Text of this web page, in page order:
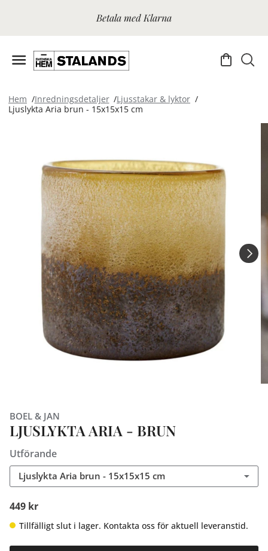
Betala med Klarna
Hem Inredningsdetaljer
Ljusstakar & lyktor
Ljuslykta Aria brun - 15x15x15 cm
BOEL & JAN
LJUSLYKTA ARIA - BRUN
Utförande
Ljuslykta Aria brun - 15x15x15 cm
449 kr
Tillfälligt slut i lager. Kontakta oss för aktuell leveranstid.